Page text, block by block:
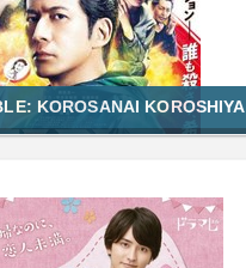
KOROSANAI KOROSHIYA